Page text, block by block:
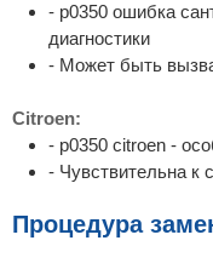
- p0350 ошибка
диагностики
- Может быть
Citroen:
- p0350 citroen -
- Чувствительна к
Процедура